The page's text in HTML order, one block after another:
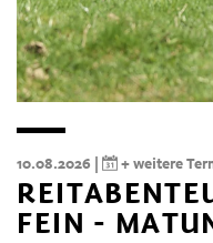
10.08.2026 | + weitere
FEIN -